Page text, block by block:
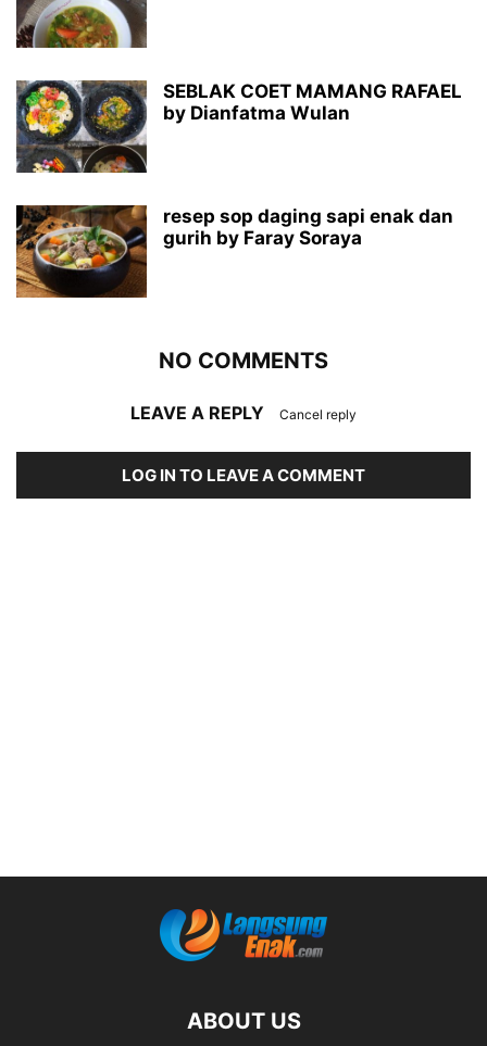
SEBLAK COET MAMANG RAFAEL
by Dianfatma Wulan
resep sop daging sapi enak dan
gurih by Faray Soraya
NO COMMENTS
LEAVE A REPLY Cancel reply
LOG IN TO LEAVE A COMMENT
ABOUT US